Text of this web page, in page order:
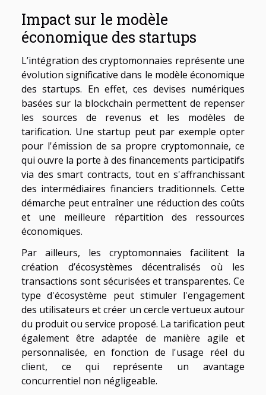
Impact sur le modèle
économique des startups
L’intégration des cryptomonnaies représente une
évolution significative dans le modèle économique
des startups. En effet, ces devises numériques
basées sur la blockchain permettent de repenser
les sources de revenus et les modèles de
tarification. Une startup peut par exemple opter
pour l'émission de sa propre cryptomonnaie, ce
qui ouvre la porte à des financements participatifs
via des smart contracts, tout en s'affranchissant
des intermédiaires financiers traditionnels. Cette
démarche peut entraîner une réduction des coûts
et une meilleure répartition des ressources
économiques.
Par ailleurs, les cryptomonnaies facilitent la
création d’écosystèmes décentralisés où les
transactions sont sécurisées et transparentes. Ce
type d'écosystème peut stimuler l'engagement
des utilisateurs et créer un cercle vertueux autour
du produit ou service proposé. La tarification peut
également être adaptée de manière agile et
personnalisée, en fonction de l'usage réel du
client, ce qui représente un avantage
concurrentiel non négligeable.